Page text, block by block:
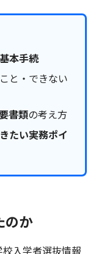
本手続
と・できない
書類の考え方
たい実務ポイ
のか
入学者選抜情報